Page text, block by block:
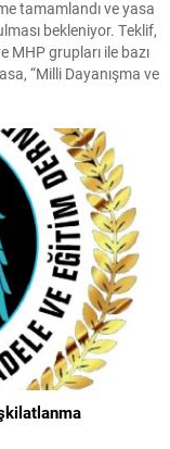
tamamlandı ve yasa
bekleniyor. Teklif,
MHP grupları ile bazı
“Milli Dayanışma ve
hazırlandı.